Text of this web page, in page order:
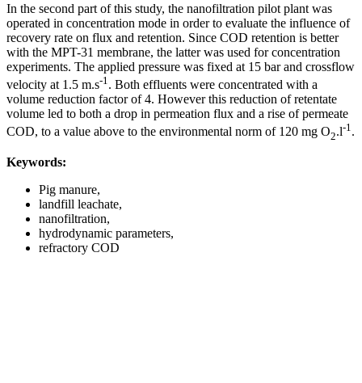
In the second part of this study, the nanofiltration pilot plant was
operated in concentration mode in order to evaluate the influence of
recovery rate on flux and retention. Since COD retention is better
with the MPT-31 membrane, the latter was used for concentration
experiments. The applied pressure was fixed at 15 bar and crossflow
velocity at 1.5 m.s-1 . Both effluents were concentrated with a
volume reduction factor of 4. However this reduction of retentate
volume led to both a drop in permeation flux and a rise of permeate
COD, to a value above to the environmental norm of 120 mg O2.l-1 .
Keywords:
Pig manure,
landfill leachate,
nanofiltration,
hydrodynamic parameters,
refractory COD